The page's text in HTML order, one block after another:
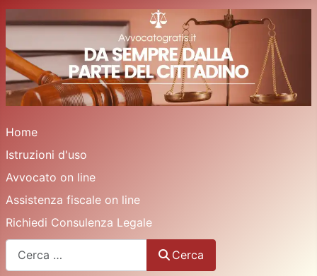
Home
Istruzioni d'uso
Avvocato on line
Assistenza fiscale on line
Richiedi Consulenza Legale
Cerca